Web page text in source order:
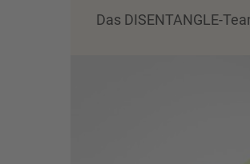
Das DISENTANGLE-